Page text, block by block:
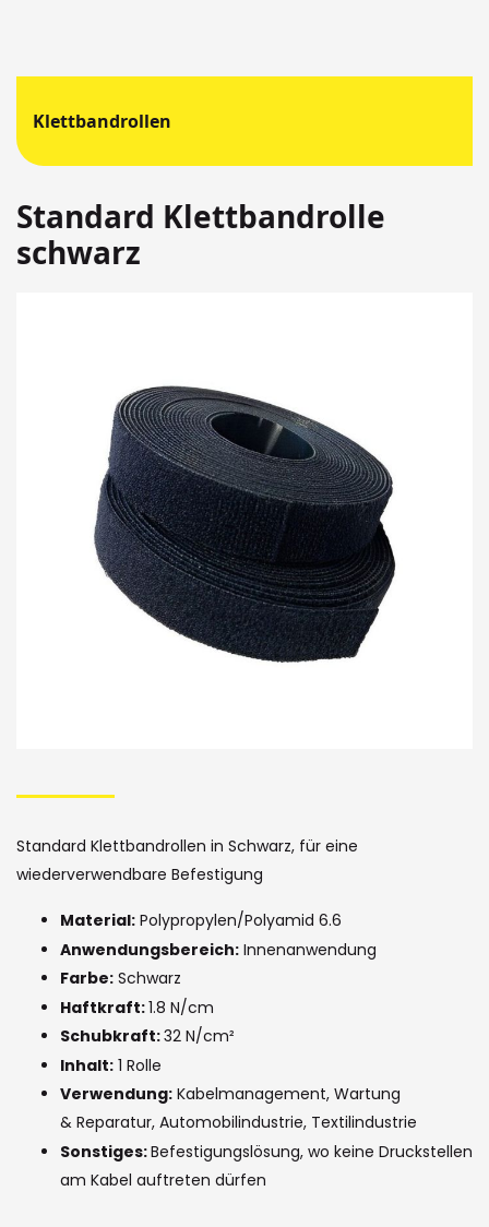
Klettbandrollen
Standard Klettbandrolle
schwarz
Bildergalerie
to
the
beginning
of
the
images
gallery
Standard Klettbandrollen in Schwarz, für eine
wiederverwendbare Befestigung
Material: Polypropylen/Polyamid 6.6
Anwendungsbereich: Innenanwendung
Farbe: Schwarz
Haftkraft:1.8 N/cm
Schubkraft:32 N/cm²
Inhalt: 1 Rolle
Verwendung: Kabelmanagement, Wartung
& Reparatur, Automobilindustrie, Textilindustrie
Sonstiges:Befestigungslösung, wo keine Druckstellen
am Kabel auftreten dürfen